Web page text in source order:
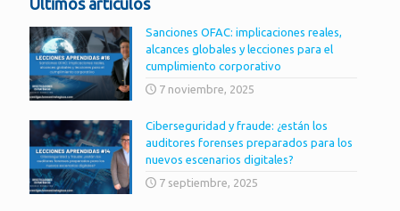
Sanciones OFAC: implicaciones reales,
alcances globales y lecciones para el
cumplimiento corporativo
7 noviembre, 2025
Ciberseguridad y fraude: ¿están los
auditores forenses preparados para los
nuevos escenarios digitales?
7 septiembre, 2025